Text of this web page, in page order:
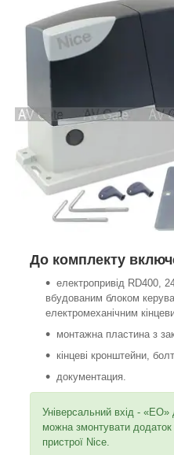
До комплекту
електропривід RD400,
вбудованим блоком
електромеханічним
монтажна пластина з
кінцеві кронштейни,
документация.
Універсальний вхід -
можна змонтувати
пристрої Nice.